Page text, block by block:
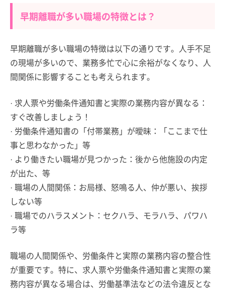
早期離職が多い職場の特徴とは？
早期離職が多い職場の特徴は以下の通りです。人手不足
の現場が多いので、業務多忙で心に余裕がなくなり、人
間関係に影響することも考えられます。
· 求人票や労働条件通知書と実際の業務内容が異なる：
すぐ改善しましょう！
· 労働条件通知書の「付帯業務」が曖昧：「ここまで仕
事と思わなかった」等
· より働きたい職場が見つかった：後から他施設の内定
が出た、等
· 職場の人間関係：お局様、怒鳴る人、仲が悪い、挨拶
しない等
· 職場でのハラスメント：セクハラ、モラハラ、パワハ
ラ等
職場の人間関係や、労働条件と実際の業務内容の整合性
が重要です。特に、求人票や労働条件通知書と実際の業
務内容が異なる場合は、労働基準法などの法令違反とな